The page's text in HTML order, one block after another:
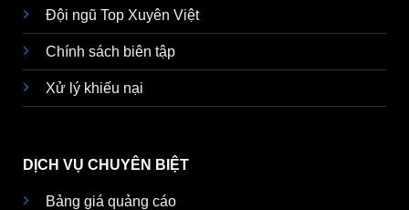
Đội ngũ Top Xuyên Việt
Chính sách biên tập
Xử lý khiếu nại
DỊCH VỤ CHUYÊN BIỆT
Bảng giá quảng cáo